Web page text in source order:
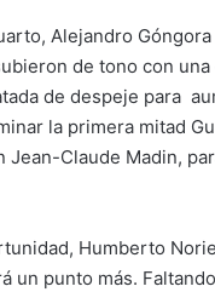
Alejandro
de tono con
de despeje para
la primera mitad
Claude Madin,
Humberto
un punto más.